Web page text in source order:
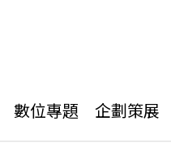
數位專題 企劃策展